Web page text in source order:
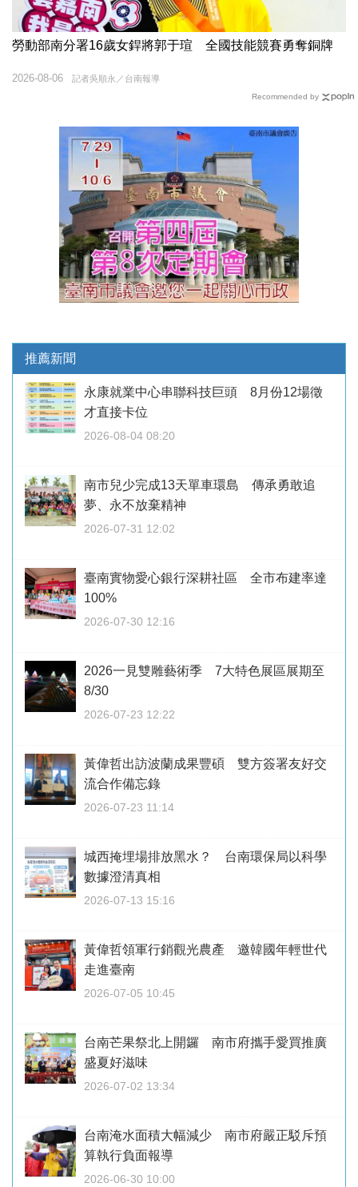
勞動部南分署16歲女銲將郭于瑄 全國技能競賽勇奪銅牌
記者吳順永／台南報導
2026-08-06
Recommended by
推薦新聞
永康就業中心串聯科技巨頭 8月份12場徵
才直接卡位
2026-08-04 08:20
南市兒少完成13天單車環島 傳承勇敢追
夢、永不放棄精神
2026-07-31 12:02
臺南實物愛心銀行深耕社區 全市布建率達
100%
2026-07-30 12:16
2026一見雙雕藝術季 7大特色展區展期至
8/30
2026-07-23 12:22
黃偉哲出訪波蘭成果豐碩 雙方簽署友好交
流合作備忘錄
2026-07-23 11:14
城西掩埋場排放黑水？ 台南環保局以科學
數據澄清真相
2026-07-13 15:16
黃偉哲領軍行銷觀光農產 邀韓國年輕世代
走進臺南
2026-07-05 10:45
台南芒果祭北上開鑼 南市府攜手愛買推廣
盛夏好滋味
2026-07-02 13:34
台南淹水面積大幅減少 南市府嚴正駁斥預
算執行負面報導
2026-06-30 10:00